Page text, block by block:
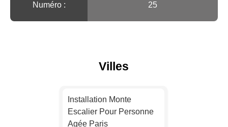
Numéro : 25
Villes
Installation Monte
Escalier Pour Personne
Agée Paris